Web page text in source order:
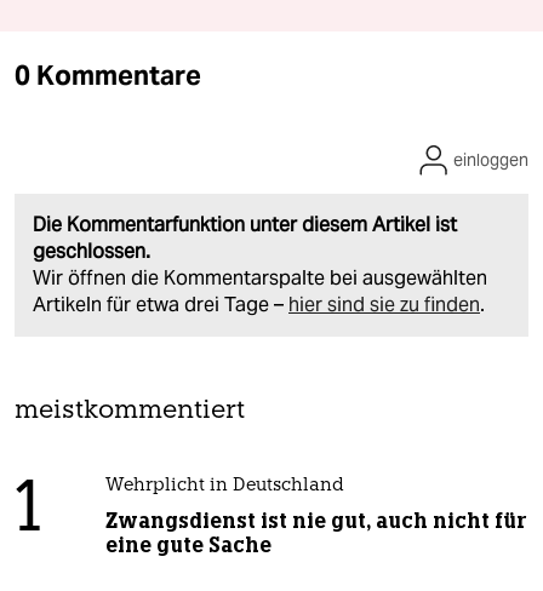
0 Kommentare
Die Kommentarfunktion unter diesem Artikel ist
geschlossen.
Wir öffnen die Kommentarspalte bei ausgewählten
Artikeln für etwa drei Tage – hier sind sie zu finden.
einloggen
meistkommentiert
1 Wehrplicht in Deutschland
Zwangsdienst ist nie gut, auch nicht für
eine gute Sache